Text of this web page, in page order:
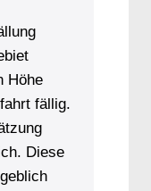
Höhe
fällig.
Diese